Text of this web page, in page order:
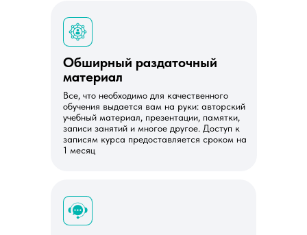
Обширный раздаточный
материал
Все, что необходимо для качественного
обучения выдается вам на руки: авторский
учебный материал, презентации, памятки,
записи занятий и многое другое. Доступ к
записям курса предоставляется сроком на
1 месяц